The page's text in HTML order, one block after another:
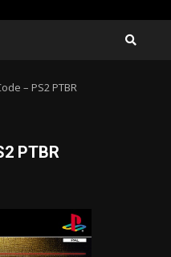
– PS2 PTBR
PTBR